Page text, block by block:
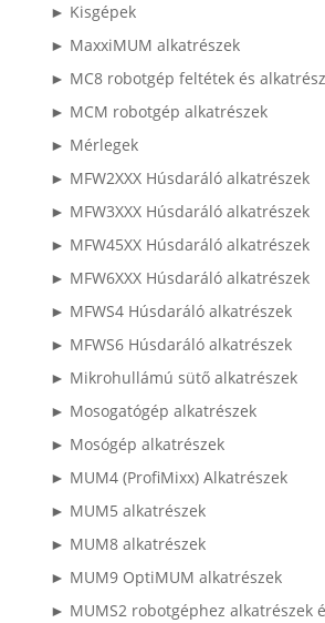
► Kisgépek
► MaxxiMUM alkatrészek
► MC8 robotgép feltétek és
► MCM robotgép alkatrészek
► Mérlegek
► MFW2XXX Húsdaráló alkatrészek
► MFW3XXX Húsdaráló alkatrészek
► MFW45XX Húsdaráló alkatrészek
► MFW6XXX Húsdaráló alkatrészek
► MFWS4 Húsdaráló alkatrészek
► MFWS6 Húsdaráló alkatrészek
► Mikrohullámú sütő alkatrészek
► Mosogatógép alkatrészek
► Mosógép alkatrészek
► MUM4 (ProfiMixx) Alkatrészek
► MUM5 alkatrészek
► MUM8 alkatrészek
► MUM9 OptiMUM alkatrészek
► MUMS2 robotgéphez alkatrészek